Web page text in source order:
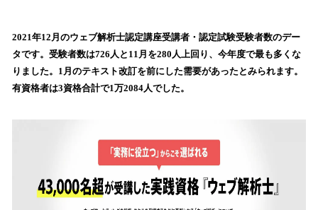
！
数
を
読
2021年12月のウェブ解析士認定講座受講者・認定試験受験者数のデー
タです。受験者数は726人と11月を280人上回り、今年度で最も多くな
りました。1月のテキスト改訂を前にした需要があったとみられます。
有資格者は3資格合計で1万2084人でした。